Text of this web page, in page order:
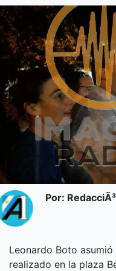
Por:
Leonardo Boto
realizado en la plaza